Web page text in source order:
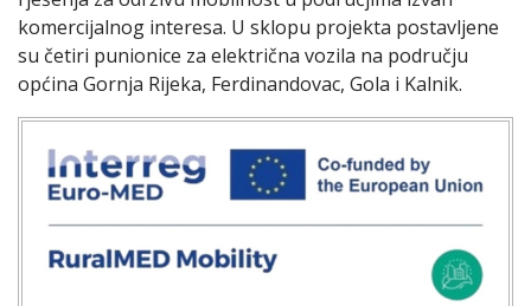
komercijalnog interesa. U sklopu projekta postavljene
su četiri punionice za električna vozila na području
općina Gornja Rijeka, Ferdinandovac, Gola i Kalnik.